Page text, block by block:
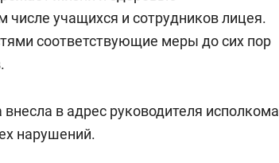
числе учащихся и сотрудников лицея.
соответствующие меры до сих пор
в адрес руководителя исполкома
нарушений.